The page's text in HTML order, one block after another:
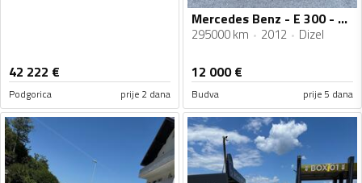
42 222 €
Podgorica prije 2 dana
Mercedes Benz - E 300 - CDI
295000 km 2012 Dizel
12 000€
Budva prije 5 dana